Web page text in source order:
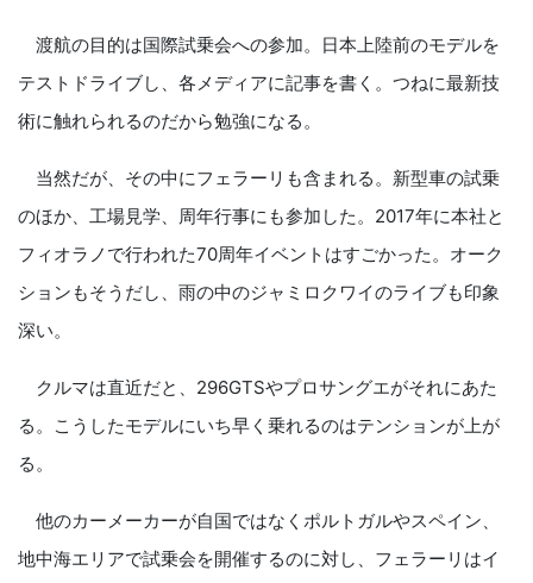
渡航の目的は国際試乗会への参加。日本上陸前のモデルを
テストドライブし、各メディアに記事を書く。つねに最新技
術に触れられるのだから勉強になる。
当然だが、その中にフェラーリも含まれる。新型車の試乗
のほか、工場見学、周年行事にも参加した。2017年に本社と
フィオラノで行われた70周年イベントはすごかった。オーク
ションもそうだし、雨の中のジャミロクワイのライブも印象
深い。
クルマは直近だと、296GTSやプロサングエがそれにあた
る。こうしたモデルにいち早く乗れるのはテンションが上が
る。
他のカーメーカーが自国ではなくポルトガルやスペイン、
地中海エリアで試乗会を開催するのに対し、フェラーリはイ